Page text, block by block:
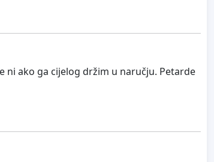
ni ako ga cijelog držim u naručju. Petarde